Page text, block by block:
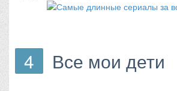
4 Все мои дети